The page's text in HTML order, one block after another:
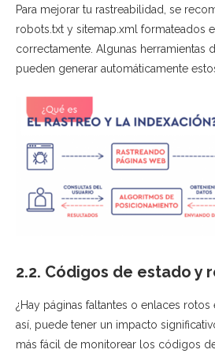
Para mejorar tu rastreabilidad, se
robots.txt y sitemap.xml formateados
correctamente. Algunas herramientas
pueden generar automáticamente
2.2. Códigos de estado y
¿Hay páginas faltantes o enlaces rotos
así, puede tener un impacto
más fácil de monitorear los códigos